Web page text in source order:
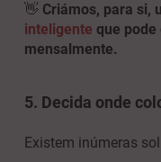
👋 Criámos, para si,
inteligente que
mensalmente.
5. Decida onde
Existem inúmeras